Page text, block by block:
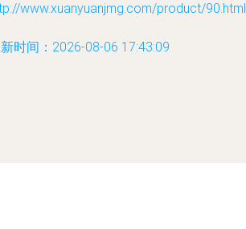
www.xuanyuanjmg.com/product/90.html
时间：2026-08-06 17:43:09